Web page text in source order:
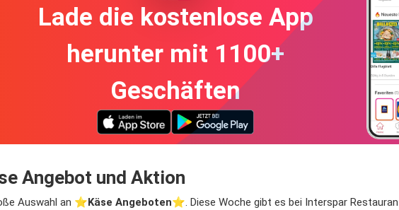
Lade die kostenlose App
herunter mit 1100+
Geschäften
Angebot und Aktion
Auswahl an ⭐️Käse Angeboten⭐️. Diese Woche gibt es bei Interspar